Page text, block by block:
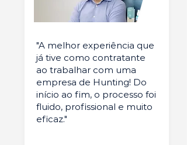
"A melhor experiência que
já tive como contratante
ao trabalhar com uma
empresa de Hunting! Do
início ao fim, o processo foi
fluido, profissional e muito
eficaz."